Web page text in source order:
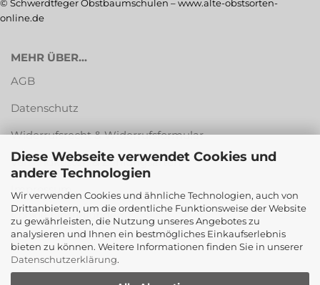
Diese Webseite verwendet Cookies und
andere Technologien
Wir verwenden Cookies und ähnliche Technologien, auch von
Drittanbietern, um die ordentliche Funktionsweise der Website
zu gewährleisten, die Nutzung unseres Angebotes zu
analysieren und Ihnen ein bestmögliches Einkaufserlebnis
bieten zu können. Weitere Informationen finden Sie in unserer
Datenschutzerklärung.
© Schwerdtfeger Obstbaumschulen – www.alte-obstsorten-
online.de
MEHR ÜBER...
AGB
Datenschutz
Widerrufsrecht & Widerrufsformular
Versandkosten & Zahlungsarten
Impressum
Cookie Einstellungen